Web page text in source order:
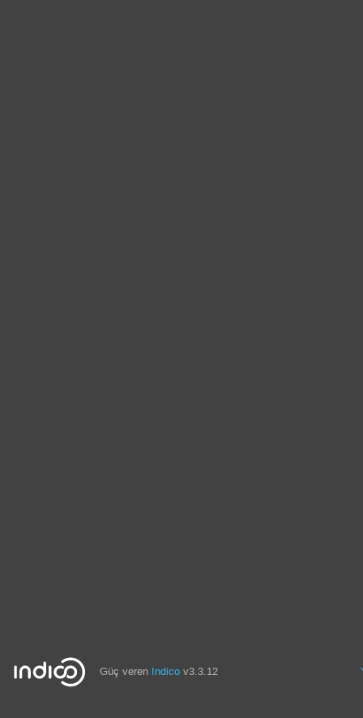
Güç veren Indico v3.3.12